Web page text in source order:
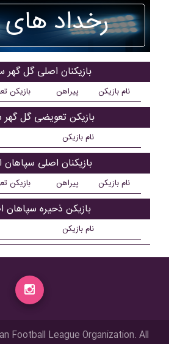
رخداد های
بازیکنان اصلی گل گهر
نام بازیکن پیراهن بازیکن
بازیکن تعویضی گل
نام بازیکن
بازیکنان اصلی
نام بازیکن پیراهن بازیکن
بازیکن ذحیره سپاهان
نام بازیکن
Football League Organization. All